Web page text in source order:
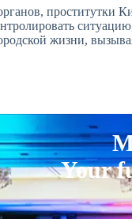
проститутки
жизни,
Your